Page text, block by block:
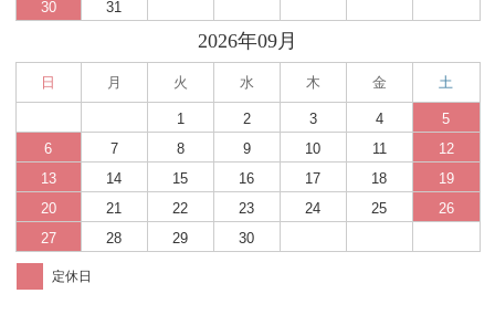
30
31
2026年09月
日 月 火 水 木 金 土
1 2 3 4
5
6
7 8 9 10 11
12
13
14 15 16 17 18
19
20
21 22 23 24 25
26
27
28 29 30
定休日